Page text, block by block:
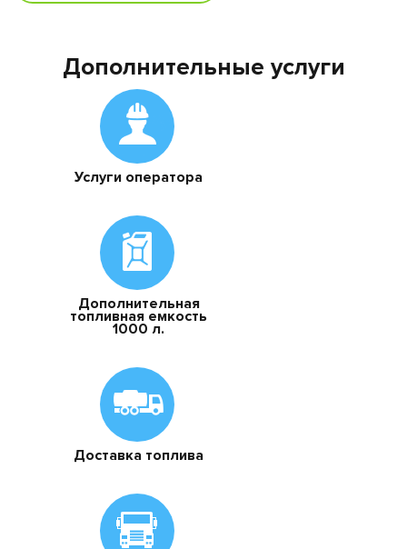
Дополнительные услуги
Услуги оператора
Дополнительная
топливная емкость
1000 л.
Доставка топлива